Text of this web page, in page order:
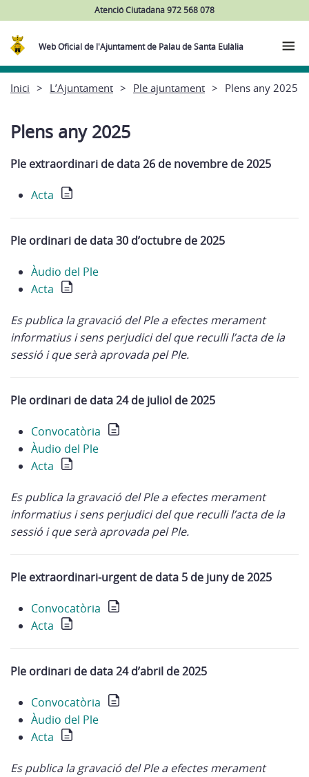
Atenció Ciutadana 972 568 078
Web Oficial de l'Ajuntament de Palau de Santa Eulàlia
Inici L’Ajuntament Ple ajuntament Plens any 2025
Plens any 2025
Ple extraordinari de data 26 de novembre de 2025
Acta
Ple ordinari de data 30 d’octubre de 2025
Àudio del Ple
Acta
Es publica la gravació del Ple a efectes merament
informatius i sens perjudici del que reculli l’acta de la
sessió i que serà aprovada pel Ple.
Ple ordinari de data 24 de juliol de 2025
Convocatòria
Àudio del Ple
Acta
Es publica la gravació del Ple a efectes merament
informatius i sens perjudici del que reculli l’acta de la
sessió i que serà aprovada pel Ple.
Ple extraordinari-urgent de data 5 de juny de 2025
Convocatòria
Acta
Ple ordinari de data 24 d’abril de 2025
Convocatòria
Àudio del Ple
Acta
Es publica la gravació del Ple a efectes merament